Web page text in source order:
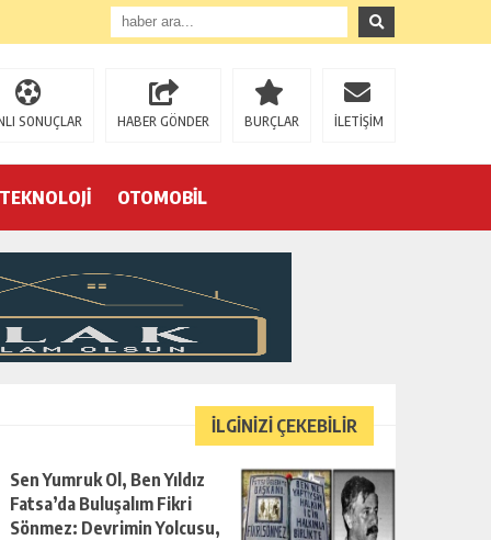
SONUÇLAR HABER GÖNDER BURÇLAR İLETİŞİM
TEKNOLOJİ OTOMOBİL
İLGİNİZİ ÇEKEBİLİR
Sen Yumruk Ol, Ben Yıldız
Fatsa’da Buluşalım Fikri
Sönmez: Devrimin Yolcusu,